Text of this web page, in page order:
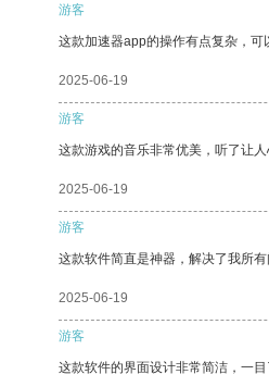
游客
这款加速器app的操作有点复杂，可
2025-06-19
游客
这款游戏的音乐非常优美，听了让人
2025-06-19
游客
这款软件简直是神器，解决了我所有
2025-06-19
游客
这款软件的界面设计非常简洁，一目